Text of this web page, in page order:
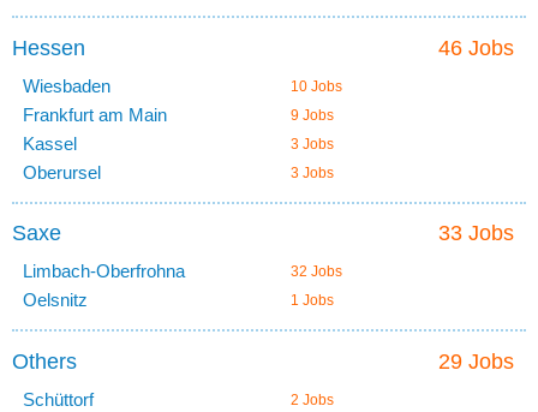
46 Jobs
Hessen
Wiesbaden 10 Jobs
Frankfurt am Main 9 Jobs
Kassel 3 Jobs
Oberursel 3 Jobs
33 Jobs
Saxe
Limbach-Oberfrohna 32 Jobs
Oelsnitz 1 Jobs
29 Jobs
Others
Schüttorf 2 Jobs